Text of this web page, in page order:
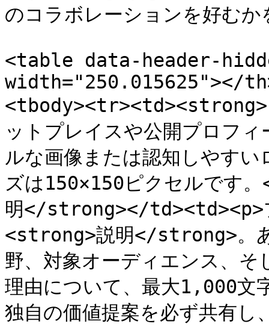
のコラボレーションを好む
<table data-header-
width="250.015625"></
ットプレイスや公開プロフ
ルな画像または認知しやす
ズは150×150ピクセルで
明</strong></td><td><p>
<strong>説明</strong>。
野、対象オーディエンス、
理由について、最大1,000文
独自の価値提案を必ず共有